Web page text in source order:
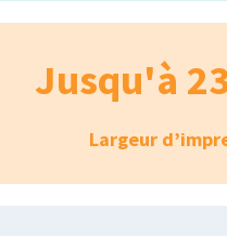
Jusqu'à
Largeur